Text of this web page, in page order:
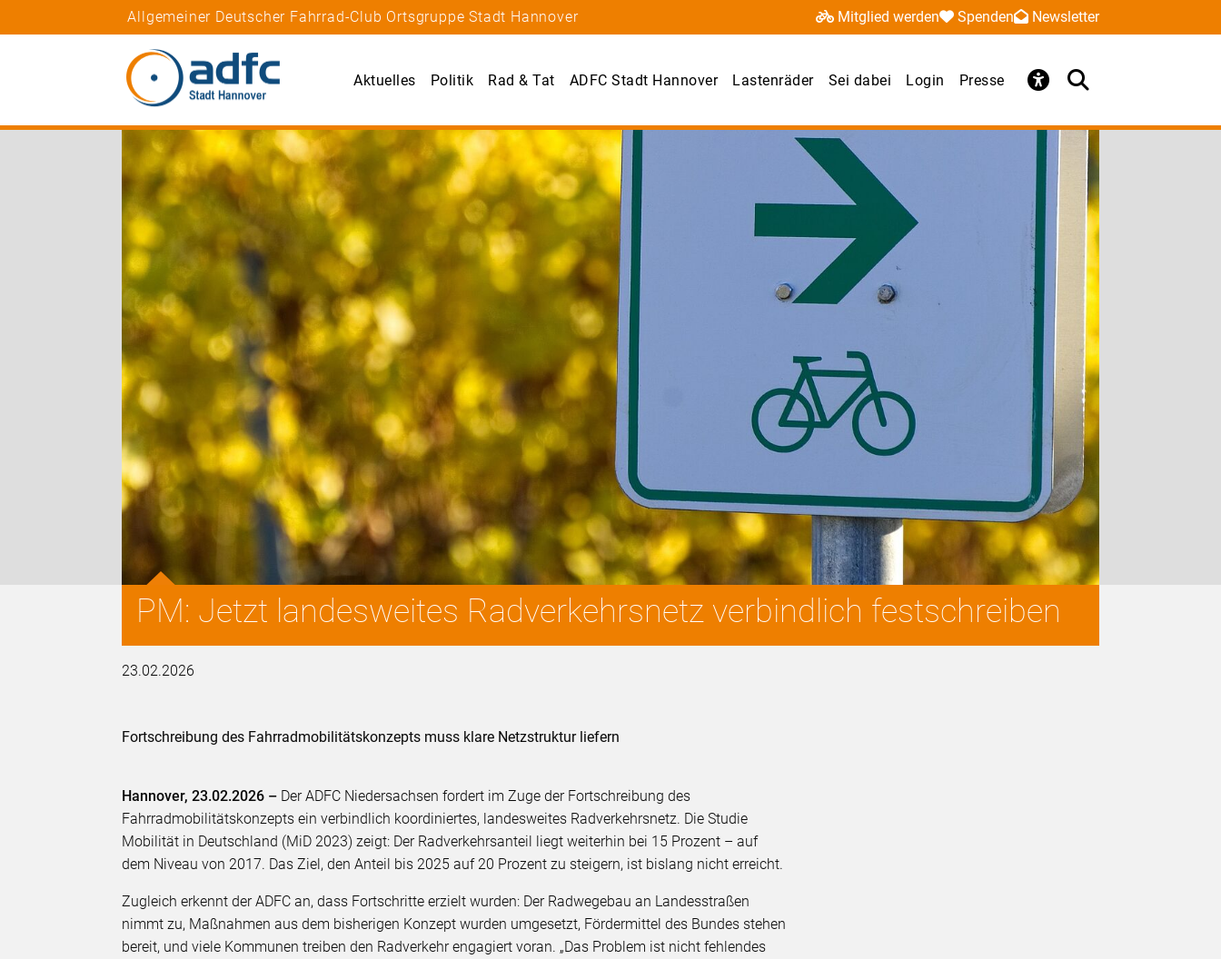
Allgemeiner Deutscher Fahrrad-Club Ortsgruppe Stadt Hannover Mitglied werden Spenden Newsletter
Aktuelles Politik Rad & Tat ADFC Stadt Hannover Lastenräder Sei dabei Login Presse
PM: Jetzt landesweites Radverkehrsnetz verbindlich festschreiben
23.02.2026
Fortschreibung des Fahrradmobilitätskonzepts muss klare Netzstruktur liefern
Hannover, 23.02.2026 – Der ADFC Niedersachsen fordert im Zuge der Fortschreibung des
Fahrradmobilitätskonzepts ein verbindlich koordiniertes, landesweites Radverkehrsnetz. Die Studie
Mobilität in Deutschland (MiD 2023) zeigt: Der Radverkehrsanteil liegt weiterhin bei 15 Prozent – auf
dem Niveau von 2017. Das Ziel, den Anteil bis 2025 auf 20 Prozent zu steigern, ist bislang nicht erreicht.
Zugleich erkennt der ADFC an, dass Fortschritte erzielt wurden: Der Radwegebau an Landesstraßen
nimmt zu, Maßnahmen aus dem bisherigen Konzept wurden umgesetzt, Fördermittel des Bundes stehen
bereit, und viele Kommunen treiben den Radverkehr engagiert voran. „Das Problem ist nicht fehlendes